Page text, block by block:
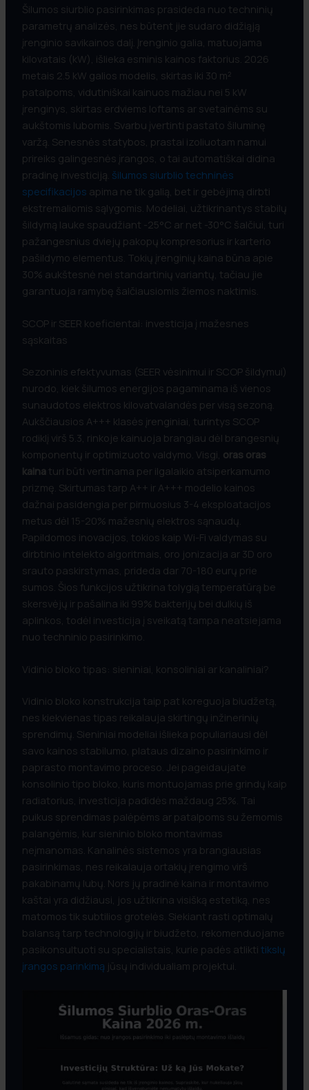
Šilumos siurblio pasirinkimas prasideda nuo techninių
parametrų analizės, nes būtent jie sudaro didžiąją
įrenginio savikainos dalį. Įrenginio galia, matuojama
kilovatais (kW), išlieka esminis kainos faktorius. 2026
metais 2.5 kW galios modelis, skirtas iki 30 m²
patalpoms, vidutiniškai kainuos mažiau nei 5 kW
įrenginys, skirtas erdviems loftams ar svetainėms su
aukštomis lubomis. Svarbu įvertinti pastato šiluminę
varžą. Senesnės statybos, prastai izoliuotam namui
prireiks galingesnės įrangos, o tai automatiškai didina
pradinę investiciją. šilumos siurblio techninės
specifikacijos apima ne tik galią, bet ir gebėjimą dirbti
ekstremaliomis sąlygomis. Modeliai, užtikrinantys stabilų
šildymą lauke spaudžiant -25°C ar net -30°C šalčiui, turi
pažangesnius dviejų pakopų kompresorius ir karterio
pašildymo elementus. Tokių įrenginių kaina būna apie
30% aukštesnė nei standartinių variantų, tačiau jie
garantuoja ramybę šalčiausiomis žiemos naktimis.
SCOP ir SEER koeficientai: investicija į mažesnes
sąskaitas
Sezoninis efektyvumas (SEER vėsinimui ir SCOP šildymui)
nurodo, kiek šilumos energijos pagaminama iš vienos
sunaudotos elektros kilovatvalandės per visą sezoną.
Aukščiausios A+++ klasės įrenginiai, turintys SCOP
rodiklį virš 5.3, rinkoje kainuoja brangiau dėl brangesnių
komponentų ir optimizuoto valdymo. Visgi, oras oras
kaina turi būti vertinama per ilgalaikio atsiperkamumo
prizmę. Skirtumas tarp A++ ir A+++ modelio kainos
dažnai pasidengia per pirmuosius 3-4 eksploatacijos
metus dėl 15-20% mažesnių elektros sąnaudų.
Papildomos inovacijos, tokios kaip Wi-Fi valdymas su
dirbtinio intelekto algoritmais, oro jonizacija ar 3D oro
srauto paskirstymas, prideda dar 70-180 eurų prie
sumos. Šios funkcijos užtikrina tolygią temperatūrą be
skersvėjų ir pašalina iki 99% bakterijų bei dulkių iš
aplinkos, todėl investicija į sveikatą tampa neatsiejama
nuo techninio pasirinkimo.
Vidinio bloko tipas: sieniniai, konsoliniai ar kanaliniai?
Vidinio bloko konstrukcija taip pat koreguoja biudžetą,
nes kiekvienas tipas reikalauja skirtingų inžinerinių
sprendimų. Sieniniai modeliai išlieka populiariausi dėl
savo kainos stabilumo, plataus dizaino pasirinkimo ir
paprasto montavimo proceso. Jei pageidaujate
konsolinio tipo bloko, kuris montuojamas prie grindų kaip
radiatorius, investicija padidės maždaug 25%. Tai
puikus sprendimas palėpėms ar patalpoms su žemomis
palangėmis, kur sieninio bloko montavimas
neįmanomas. Kanalinės sistemos yra brangiausias
pasirinkimas, nes reikalauja ortakių įrengimo virš
pakabinamų lubų. Nors jų pradinė kaina ir montavimo
kaštai yra didžiausi, jos užtikrina visišką estetiką, nes
matomos tik subtilios grotelės. Siekiant rasti optimalų
balansą tarp technologijų ir biudžeto, rekomenduojame
pasikonsultuoti su specialistais, kurie padės atlikti tikslų
įrangos parinkimą jūsų individualiam projektui.